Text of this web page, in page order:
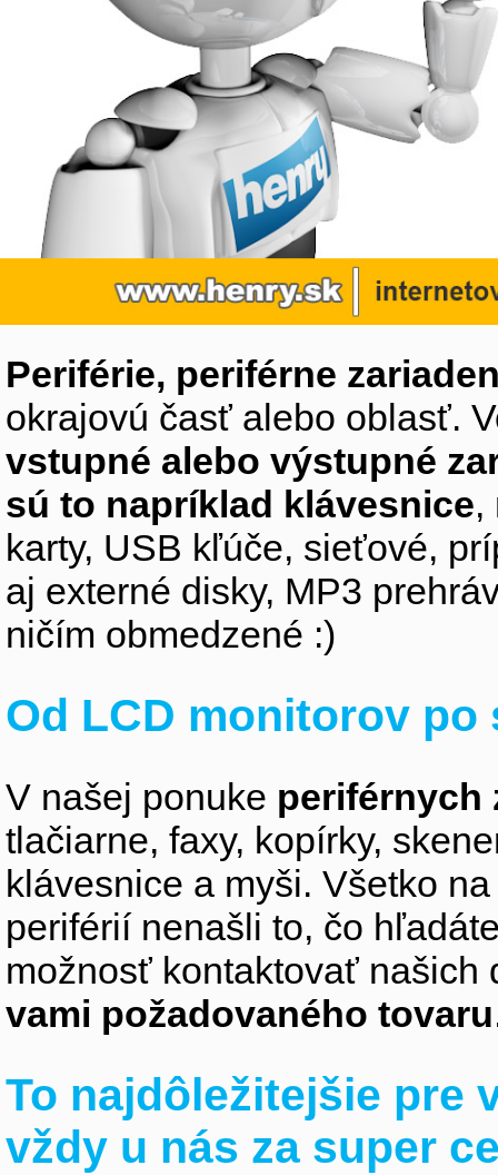
Periférie, periférne
okrajovú časť alebo oblasť.
vstupné alebo výstupné
sú to napríklad klávesnice,
karty, USB kľúče, sieťové,
aj externé disky, MP3
ničím obmedzené :)
Od LCD monitorov
V našej ponuke periférnych
tlačiarne, faxy, kopírky,
klávesnice a myši. Všetko
periférií nenašli to, čo
možnosť kontaktovať
vami požadovaného tovaru
To najdôležitejšie pre
vždy u nás za super